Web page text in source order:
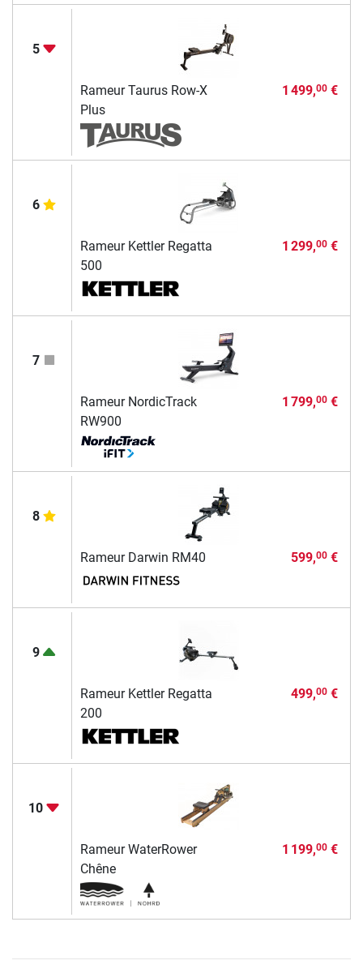
5
Rameur Taurus Row-X
Plus
1 499,00€
6
Rameur Kettler Regatta
500
1 299,00€
7
Rameur NordicTrack
RW900
1 799,00€
8
Rameur Darwin RM40 599,00€
9
Rameur Kettler Regatta
200
499,00€
10
Rameur WaterRower
Chêne
1 199,00€